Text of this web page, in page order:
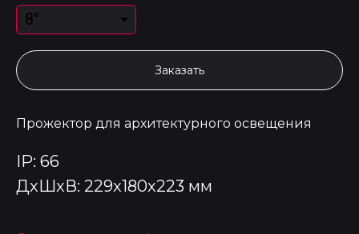
Заказать
Прожектор для архитектурного освещения
IP: 66
ДxШxВ: 229x180x223 мм